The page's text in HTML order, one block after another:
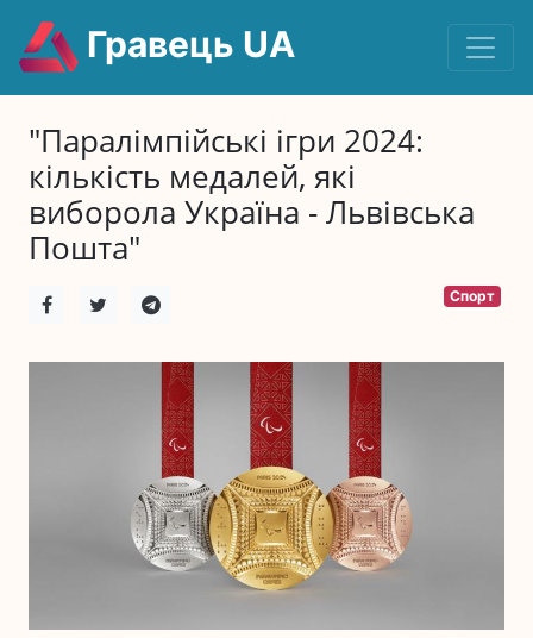
Гравець UA
"Паралімпійські ігри 2024:
кількість медалей, які
виборола Україна - Львівська
Пошта"
Спорт